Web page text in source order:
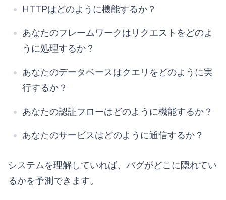
HTTPはどのように機能するか？
あなたのフレームワークはリクエストをどのよ
うに処理するか？
あなたのデータベースはクエリをどのように実
行するか？
あなたの認証フローはどのように機能するか？
あなたのサービスはどのように通信するか？
システムを理解していれば、バグがどこに隠れてい
るかを予測できます。